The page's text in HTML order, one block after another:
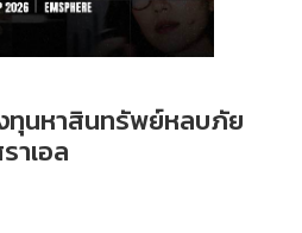
ทุนหาสินทรัพย์หลบภัย
าเอล